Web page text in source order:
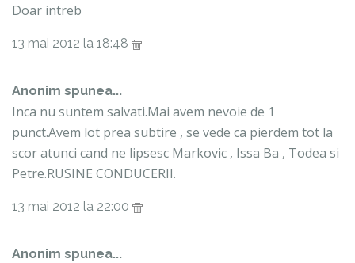
Doar intreb
13 mai 2012 la 18:48
Anonim spunea...
Inca nu suntem salvati.Mai avem nevoie de 1
punct.Avem lot prea subtire , se vede ca pierdem tot la
scor atunci cand ne lipsesc Markovic , Issa Ba , Todea si
Petre.RUSINE CONDUCERII.
13 mai 2012 la 22:00
Anonim spunea...